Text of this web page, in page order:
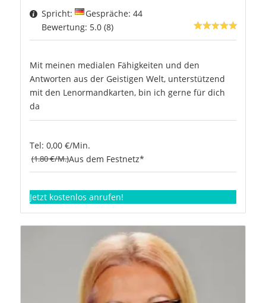
Spricht:
Gespräche: 44
Bewertung: 5.0 (8)
Mit meinen medialen Fähigkeiten und den
Antworten aus der Geistigen Welt, unterstützend
mit den Lenormandkarten, bin ich gerne für dich
da
Tel: 0,00 €/Min.
(1.80 €/M.)Aus dem Festnetz*
Jetzt kostenlos anrufen!